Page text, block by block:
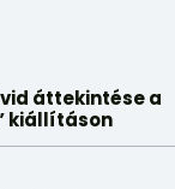
áttekintése a
kiállításon